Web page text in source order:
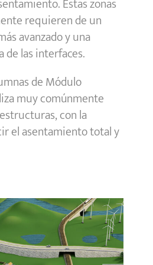
requieren de un
avanzado y una
las interfaces.
de Módulo
muy comúnmente
con la
el asentamiento total y